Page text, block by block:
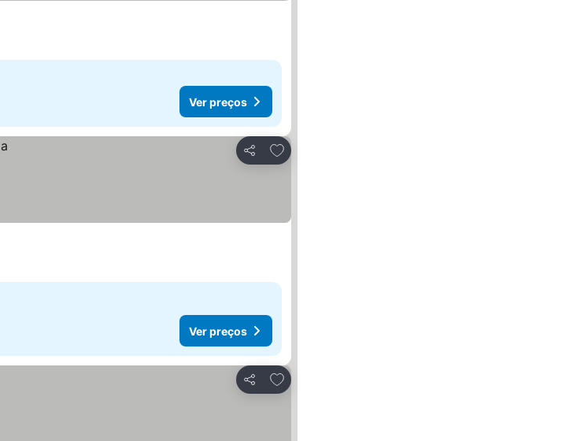
Ver preços
Partilhar
Adicionar aos favoritos
Ver preços
Partilhar
Adicionar aos favoritos